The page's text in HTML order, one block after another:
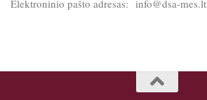
Elektroninio pašto adresas: info@dsa-mes.lt